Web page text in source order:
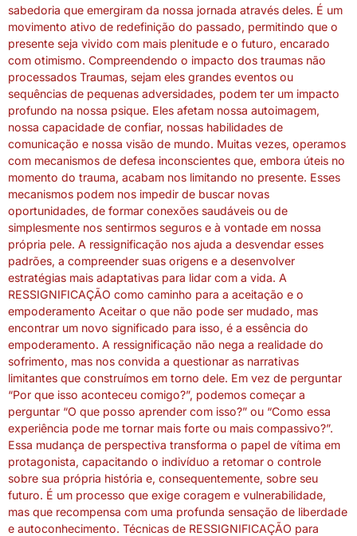
sabedoria que emergiram da nossa jornada através deles. É um
movimento ativo de redefinição do passado, permitindo que o
presente seja vivido com mais plenitude e o futuro, encarado
com otimismo. Compreendendo o impacto dos traumas não
processados Traumas, sejam eles grandes eventos ou
sequências de pequenas adversidades, podem ter um impacto
profundo na nossa psique. Eles afetam nossa autoimagem,
nossa capacidade de confiar, nossas habilidades de
comunicação e nossa visão de mundo. Muitas vezes, operamos
com mecanismos de defesa inconscientes que, embora úteis no
momento do trauma, acabam nos limitando no presente. Esses
mecanismos podem nos impedir de buscar novas
oportunidades, de formar conexões saudáveis ou de
simplesmente nos sentirmos seguros e à vontade em nossa
própria pele. A ressignificação nos ajuda a desvendar esses
padrões, a compreender suas origens e a desenvolver
estratégias mais adaptativas para lidar com a vida. A
RESSIGNIFICAÇÃO como caminho para a aceitação e o
empoderamento Aceitar o que não pode ser mudado, mas
encontrar um novo significado para isso, é a essência do
empoderamento. A ressignificação não nega a realidade do
sofrimento, mas nos convida a questionar as narrativas
limitantes que construímos em torno dele. Em vez de perguntar
“Por que isso aconteceu comigo?”, podemos começar a
perguntar “O que posso aprender com isso?” ou “Como essa
experiência pode me tornar mais forte ou mais compassivo?”.
Essa mudança de perspectiva transforma o papel de vítima em
protagonista, capacitando o indivíduo a retomar o controle
sobre sua própria história e, consequentemente, sobre seu
futuro. É um processo que exige coragem e vulnerabilidade,
mas que recompensa com uma profunda sensação de liberdade
e autoconhecimento. Técnicas de RESSIGNIFICAÇÃO para